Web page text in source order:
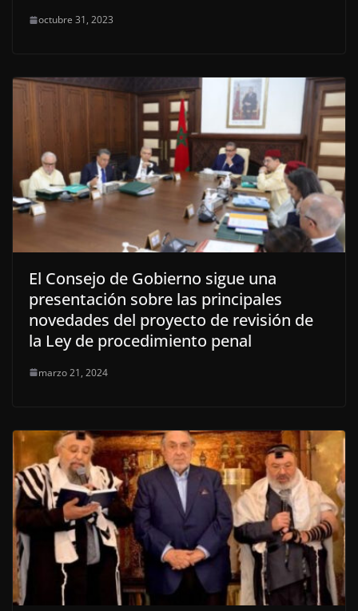
octubre 31, 2023
El Consejo de Gobierno sigue una
presentación sobre las principales
novedades del proyecto de revisión de
la Ley de procedimiento penal
marzo 21, 2024